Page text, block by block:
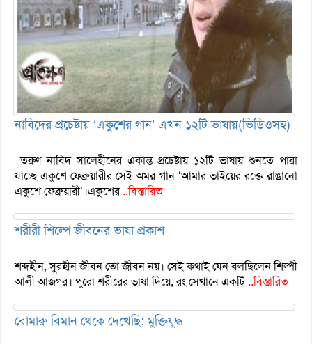
নাবিদের প্রচেষ্টায় ‘একুশের গান’ এখন ১২টি ভাষায়(ভিডিওসহ)
তরুণ নাবিদ সালেহীনের একান্ত প্রচেষ্টায় ১২টি ভাষায় শুনতে পারা
যাচ্ছে একুশে ফেব্রুয়ারীর সেই অমর গান ‘আমার ভাইয়ের রক্তে রাঙানো
একুশে ফেব্রুয়ারী’।একুশের..বিস্তারিত
শরীরী শিল্পে জীবনের ভাষা প্রকাশ
শব্দহীন, সুরহীন জীবন তো জীবন নয়। সেই কথাই যেন বলছিলেন শিল্পী
আলী আজগর। পুরো শরীরের ভাষা দিয়ে, রং সেখানে একটি..বিস্তারিত
বোমারু বিমান থেকে দেখেছি; মুক্তিযুদ্ধ